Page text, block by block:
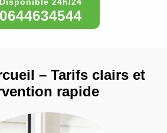
0644634544
– Tarifs clairs et
rapide